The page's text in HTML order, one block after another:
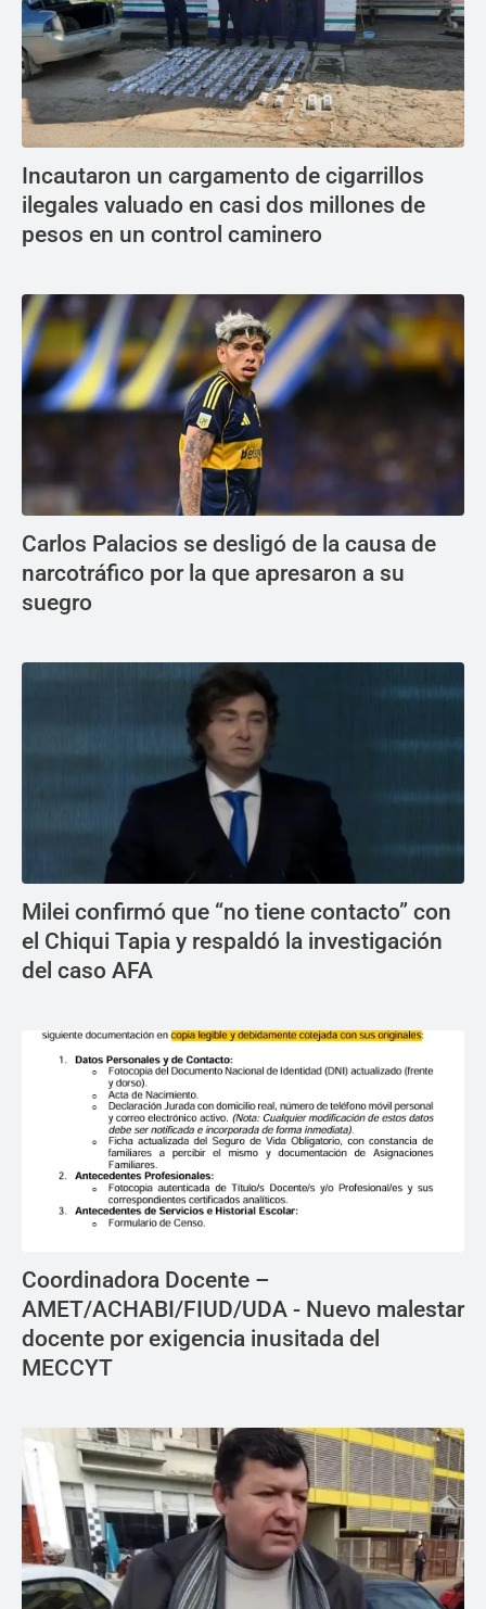
Incautaron un cargamento de cigarrillos
ilegales valuado en casi dos millones de
pesos en un control caminero
Carlos Palacios se desligó de la causa de
narcotráfico por la que apresaron a su
suegro
Milei confirmó que “no tiene contacto” con
el Chiqui Tapia y respaldó la investigación
del caso AFA
Coordinadora Docente –
AMET/ACHABI/FIUD/UDA - Nuevo malestar
docente por exigencia inusitada del
MECCYT